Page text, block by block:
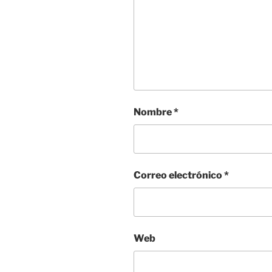
Nombre*
Correo electrónico*
Web